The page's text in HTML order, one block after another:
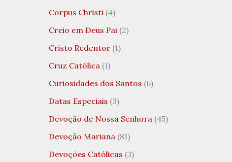
Corpus Christi (4)
Creio em Deus Pai (2)
Cristo Redentor (1)
Cruz Católica (1)
Curiosidades dos Santos (6)
Datas Especiais (3)
Devoção de Nossa Senhora (45)
Devoção Mariana (81)
Devoções Católicas (3)